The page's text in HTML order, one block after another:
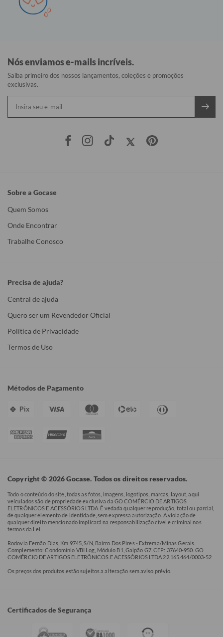
Nós enviamos e-mails incríveis.
Saiba primeiro dos nossos lançamentos, coleções e promoções
exclusivas.
Sobre a Gocase
Quem Somos
Onde Encontrar
Trabalhe Conosco
Precisa de ajuda?
Central de ajuda
Quero ser um Revendedor Oficial
Política de Privacidade
Termos de Uso
Métodos de Pagamento
Pix
Copyright © 2026 Gocase. Todos os direitos reservados.
Todo o conteúdo do site, todas as fotos, imagens, logotipos, marcas, layout, aqui
veículados são de propriedade exclusiva da GO COMÉRCIO DE ARTIGOS
ELETRÔNICOS E ACESSÓRIOS LTDA. É vedada qualquer reprodução, total ou parcial,
de qualquer elemento de identidade, sem expressa autorização. A violação de
qualquer direito mencionado implicará na responsabilização cível e criminal nos
termos da Lei.
Rodovia Fernão Dias, Km 9745, S/N, Bairro Dos Pires - Extrema/Minas Gerais.
Complemento: Condomínio VBI Log, Módulo B1, Galpão G7. CEP: 37640-950. GO
COMÉRCIO DE ARTIGOS ELETRÔNICOS E ACESSÓRIOS LTDA 22.165.464/0003-52
Os preços dos produtos estão sujeitos a alteração sem aviso prévio.
Certificados de Segurança